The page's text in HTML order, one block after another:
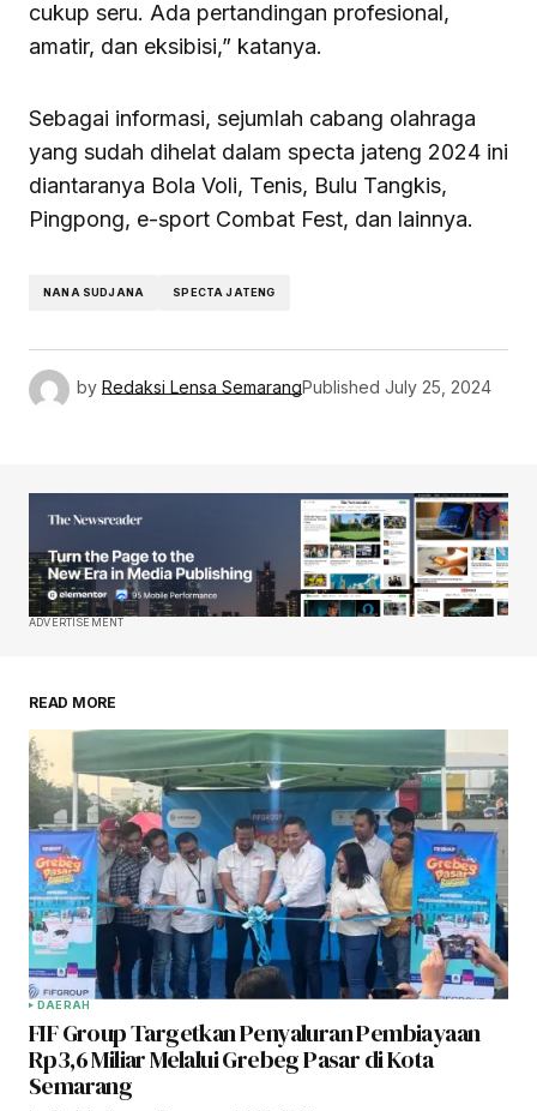
cukup seru. Ada pertandingan profesional,
amatir, dan eksibisi,” katanya.
Sebagai informasi, sejumlah cabang olahraga
yang sudah dihelat dalam specta jateng 2024 ini
diantaranya Bola Voli, Tenis, Bulu Tangkis,
Pingpong, e-sport Combat Fest, dan lainnya.
NANA SUDJANA SPECTA JATENG
by Redaksi Lensa SemarangPublished July 25, 2024
ADVERTISEMENT
READ MORE
DAERAH
FIF Group Targetkan Penyaluran Pembiayaan
Rp3,6 Miliar Melalui Grebeg Pasar di Kota
Semarang